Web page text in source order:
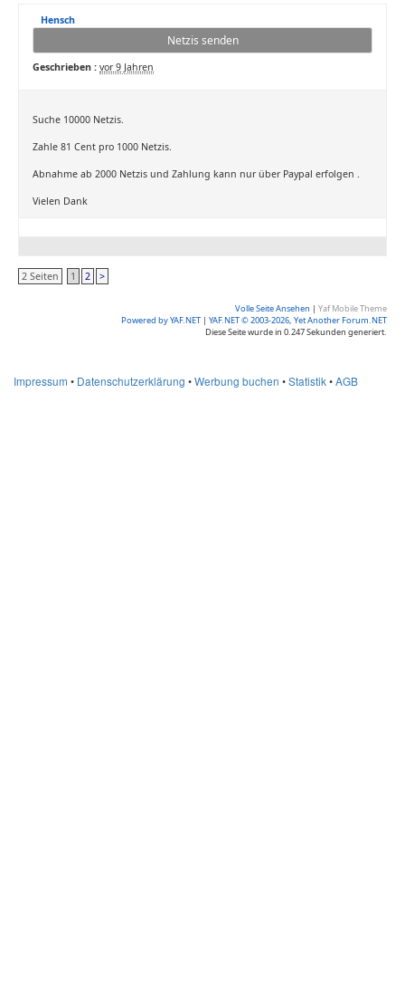
Hensch
Netzis senden
Geschrieben : vor 9 Jahren
Suche 10000 Netzis.
Zahle 81 Cent pro 1000 Netzis.
Abnahme ab 2000 Netzis und Zahlung kann nur über Paypal erfolgen .
Vielen Dank
2 Seiten 1 2 >
Volle Seite Ansehen | Yaf Mobile Theme
Powered by YAF.NET | YAF.NET © 2003-2026, Yet Another Forum.NET
Diese Seite wurde in 0.247 Sekunden generiert.
Impressum • Datenschutzerklärung •Werbung buchen •Statistik•AGB